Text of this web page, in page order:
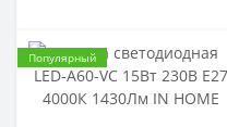
Популярный